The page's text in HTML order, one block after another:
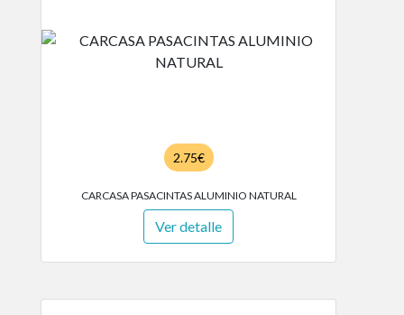
2.75€
CARCASA PASACINTAS ALUMINIO NATURAL
Ver detalle